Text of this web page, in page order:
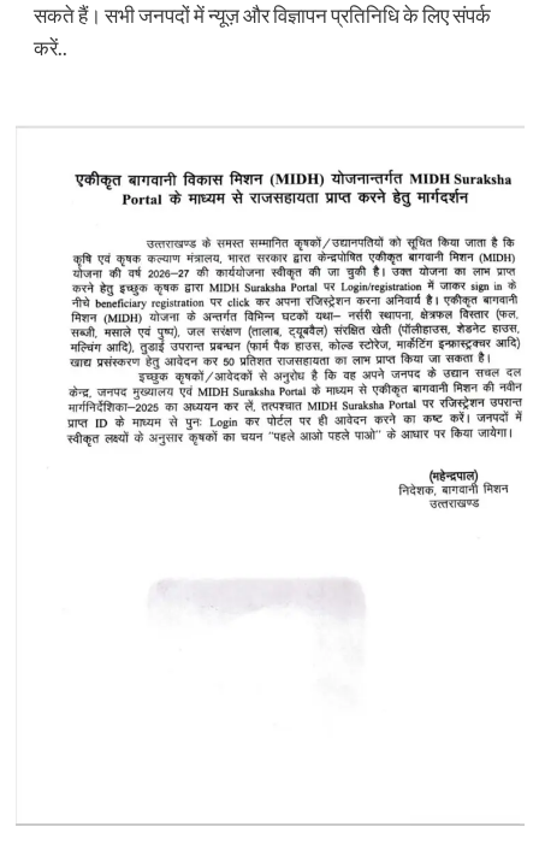
सकते हैं। सभी जनपदों में न्यूज़ और विज्ञापन प्रतिनिधि के लिए संपर्क
करें..